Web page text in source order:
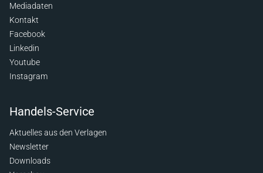
Mediadaten
Kontakt
Facebook
Linkedin
Youtube
Instagram
Handels-Service
Aktuelles aus den Verlagen
Newsletter
Downloads